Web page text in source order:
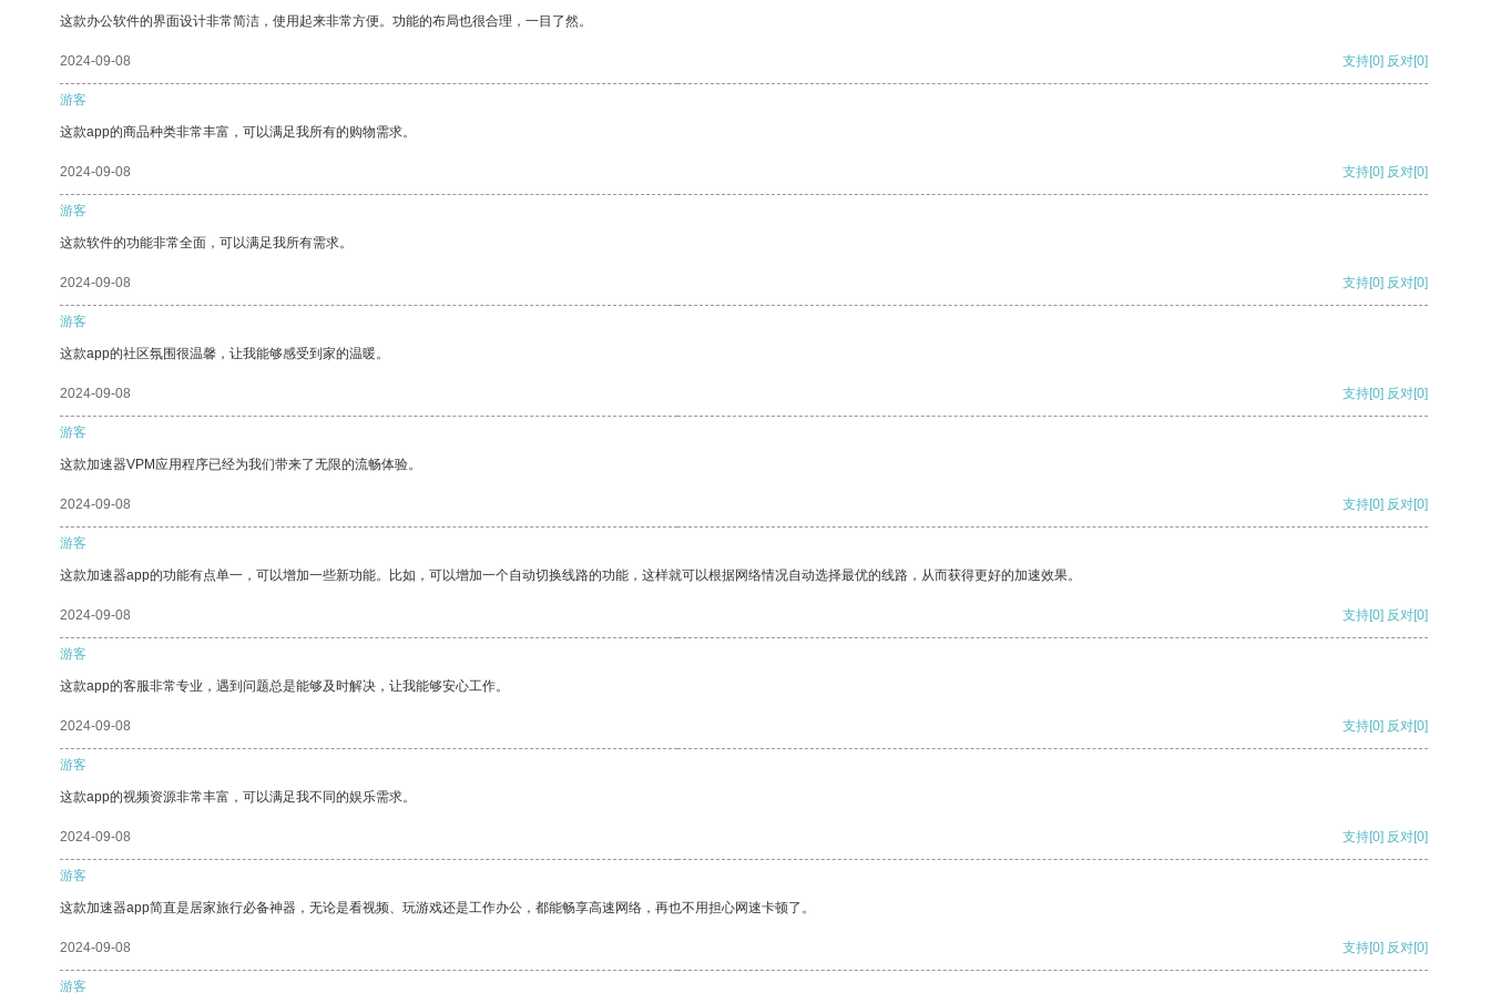
这款办公软件的界面设计非常简洁，使用起来非常方便。功能的布局也很合理，一目了然。
2024-09-08 支持[0] 反对[0]
游客
这款app的商品种类非常丰富，可以满足我所有的购物需求。
2024-09-08 支持[0] 反对[0]
游客
这款软件的功能非常全面，可以满足我所有需求。
2024-09-08 支持[0] 反对[0]
游客
这款app的社区氛围很温馨，让我能够感受到家的温暖。
2024-09-08 支持[0] 反对[0]
游客
这款加速器VPM应用程序已经为我们带来了无限的流畅体验。
2024-09-08 支持[0] 反对[0]
游客
这款加速器app的功能有点单一，可以增加一些新功能。比如，可以增加一个自动切换线路的功能，这样就可以根据网络情况自动选择最优的线路，从而获得更好的加速效果。
2024-09-08 支持[0] 反对[0]
游客
这款app的客服非常专业，遇到问题总是能够及时解决，让我能够安心工作。
2024-09-08 支持[0] 反对[0]
游客
这款app的视频资源非常丰富，可以满足我不同的娱乐需求。
2024-09-08 支持[0] 反对[0]
游客
这款加速器app简直是居家旅行必备神器，无论是看视频、玩游戏还是工作办公，都能畅享高速网络，再也不用担心网速卡顿了。
2024-09-08 支持[0] 反对[0]
游客